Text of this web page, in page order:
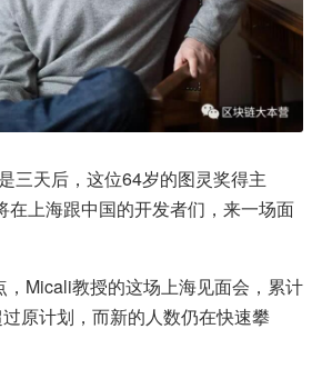
三天后，这位64岁的图灵奖得主
在上海跟中国的开发者们，来一场面
Micali教授的这场上海见面会，累计
原计划，而新的人数仍在快速攀